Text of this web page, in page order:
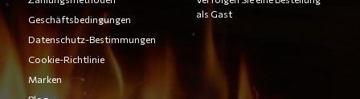
Geschäftsbedingungen
Datenschutz-Bestimmungen
Cookie-Richtlinie
Marken
als Gast